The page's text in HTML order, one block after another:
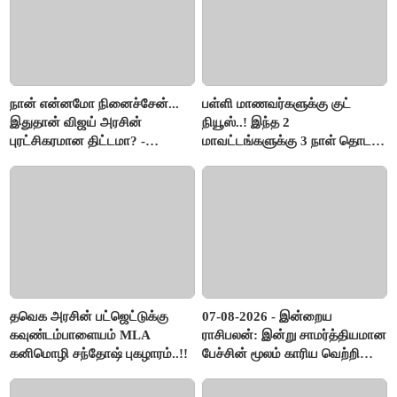
நான் என்னமோ நினைச்சேன்...
இதுதான் விஜய் அரசின்
புரட்சிகரமான திட்டமா? -
பள்ளி மாணவர்களுக்கு குட்
நியூஸ்..! இந்த 2
மாவட்டங்களுக்கு 3 நாள் தொடர்
தவெக அரசின் பட்ஜெட்டுக்கு
கவுண்டம்பாளையம் MLA
கனிமொழி சந்தோஷ் புகழாரம்..!!
07-08-2026 - இன்றைய
ராசிபலன்: இன்று சாமர்த்தியமான
பேச்சின் மூலம் காரிய வெற்றி